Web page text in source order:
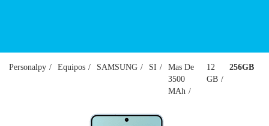
Personalpy Equipos SAMSUNG SI
Mas De
3500
MAh
12
GB
256GB